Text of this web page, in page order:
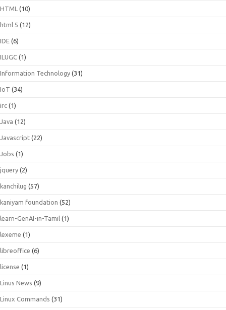
HTML (10)
html 5 (12)
IDE (6)
ILUGC (1)
Information Technology (31)
IoT (34)
irc (1)
Java (12)
Javascript (22)
Jobs (1)
jquery (2)
kanchilug (57)
kaniyam foundation (52)
learn-GenAI-in-Tamil (1)
lexeme (1)
libreoffice (6)
license (1)
Linus News (9)
Linux Commands (31)